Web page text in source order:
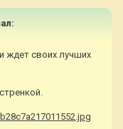
ждет своих лучших